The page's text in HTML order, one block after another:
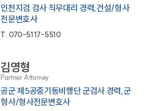
인천지검 검사 직무대리 경력,건설/형사
전문변호사
T. 070-5117-5510
김영형
Partner Attorney
공군 제5공중기동비행단 군검사 경력,군
형사/형사전문변호사